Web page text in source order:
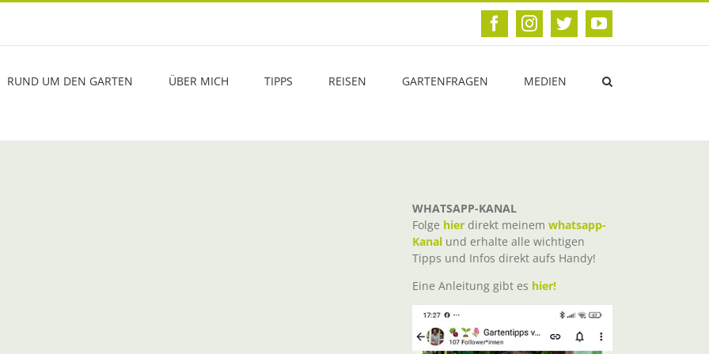
FacebookInstagram
TwitterYouTube
RUND UM DEN GARTEN ÜBER MICH TIPPS REISEN GARTENFRAGEN MEDIEN
WHATSAPP-KANAL
Folge hier direkt meinem whatsapp-
Kanal und erhalte alle wichtigen
Tipps und Infos direkt aufs Handy!
Eine Anleitung gibt es hier!